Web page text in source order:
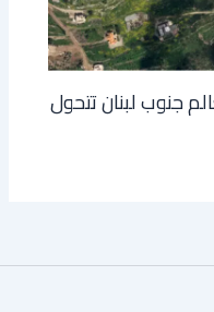
جنوب لبنان تتحول